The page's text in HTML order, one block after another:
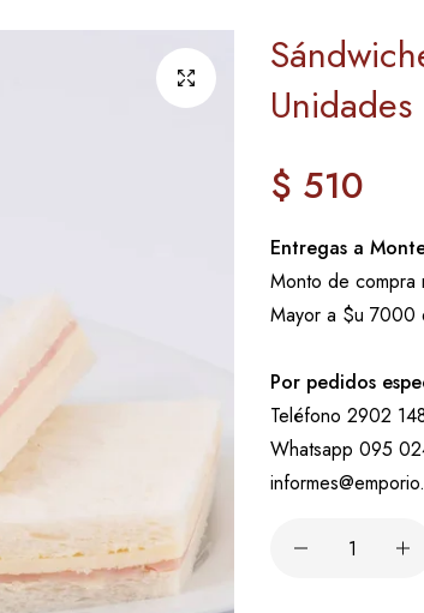
Unidades
Precio
regular
$ 510
Entregas a
Monto de
Mayor a $u 7000
Por pedidos
Teléfono 2902
Whatsapp 095